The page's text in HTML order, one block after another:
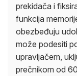
prekidača i
funkcija
obezbeđuju
može podesiti
upravljačem,
prečnikom od